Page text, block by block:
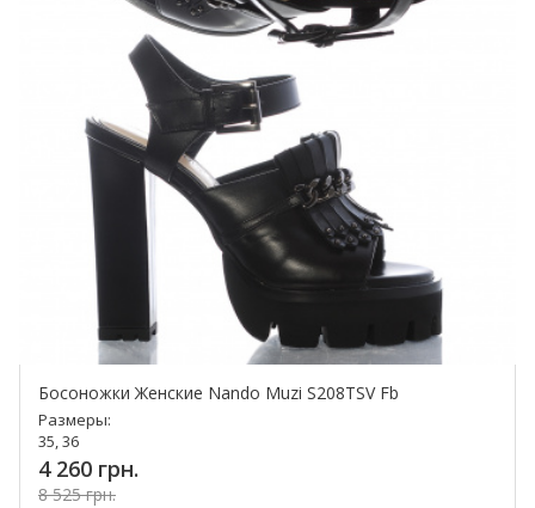
Босоножки Женские Nando Muzi S208TSV Fb
Размеры:
35, 36
4 260 грн.
8 525 грн.